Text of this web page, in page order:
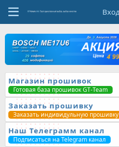
Магазин прошивок
Готовая база прошивок GT-Team
Заказать прошивку
Заказать индивидульную прошивку
Наш Телеграмм канал
Подписаться на Telegram канал